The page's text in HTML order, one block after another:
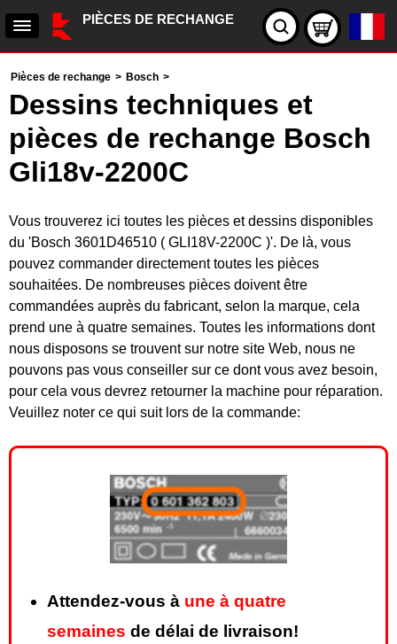
PIÈCES DE RECHANGE
Pièces de rechange > Bosch >
Dessins techniques et
pièces de rechange Bosch
Gli18v-2200C
Vous trouverez ici toutes les pièces et dessins disponibles
du 'Bosch 3601D46510 ( GLI18V-2200C )'. De là, vous
pouvez commander directement toutes les pièces
souhaitées. De nombreuses pièces doivent être
commandées auprès du fabricant, selon la marque, cela
prend une à quatre semaines. Toutes les informations dont
nous disposons se trouvent sur notre site Web, nous ne
pouvons pas vous conseiller sur ce dont vous avez besoin,
pour cela vous devrez retourner la machine pour réparation.
Veuillez noter ce qui suit lors de la commande:
Attendez-vous à une à quatre
semaines de délai de livraison!